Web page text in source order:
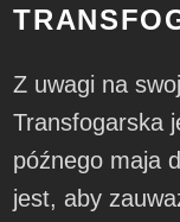
Z uwagi na
Transfogarska
późnego maja
jest, aby